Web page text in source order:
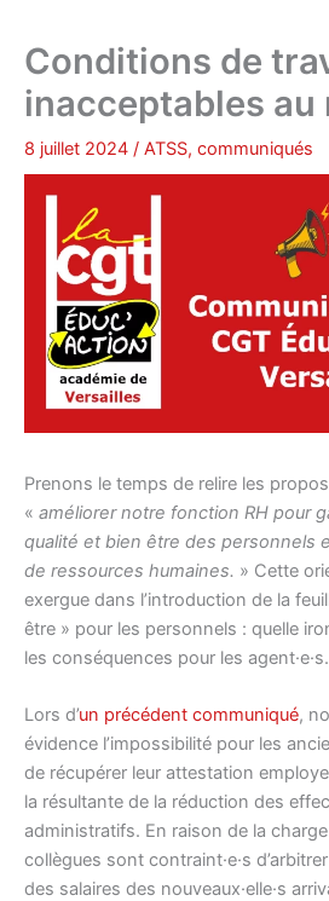
Conditions de
inacceptables au
8 juillet 2024 / ATSS, communiqués
Prenons le temps de relire les
« améliorer notre fonction RH pour
qualité et bien être des personnels
de ressources humaines. » Cette
exergue dans l’introduction de la
être » pour les personnels : quelle
les conséquences pour les agent·e·s.
Lors d’un précédent communiqué,
évidence l’impossibilité pour les
de récupérer leur attestation
la résultante de la réduction des
administratifs. En raison de la
collègues sont contraint·e·s
des salaires des nouveaux·elle·s